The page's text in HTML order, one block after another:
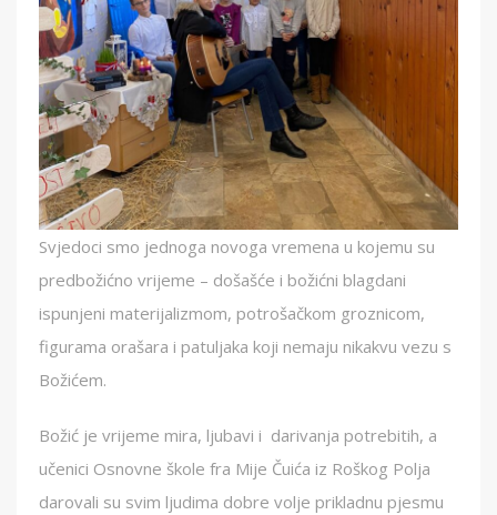
Svjedoci smo jednoga novoga vremena u kojemu su
predbožićno vrijeme – došašće i božićni blagdani
ispunjeni materijalizmom, potrošačkom groznicom,
figurama orašara i patuljaka koji nemaju nikakvu vezu s
Božićem.
Božić je vrijeme mira, ljubavi i darivanja potrebitih, a
učenici Osnovne škole fra Mije Čuića iz Roškog Polja
darovali su svim ljudima dobre volje prikladnu pjesmu